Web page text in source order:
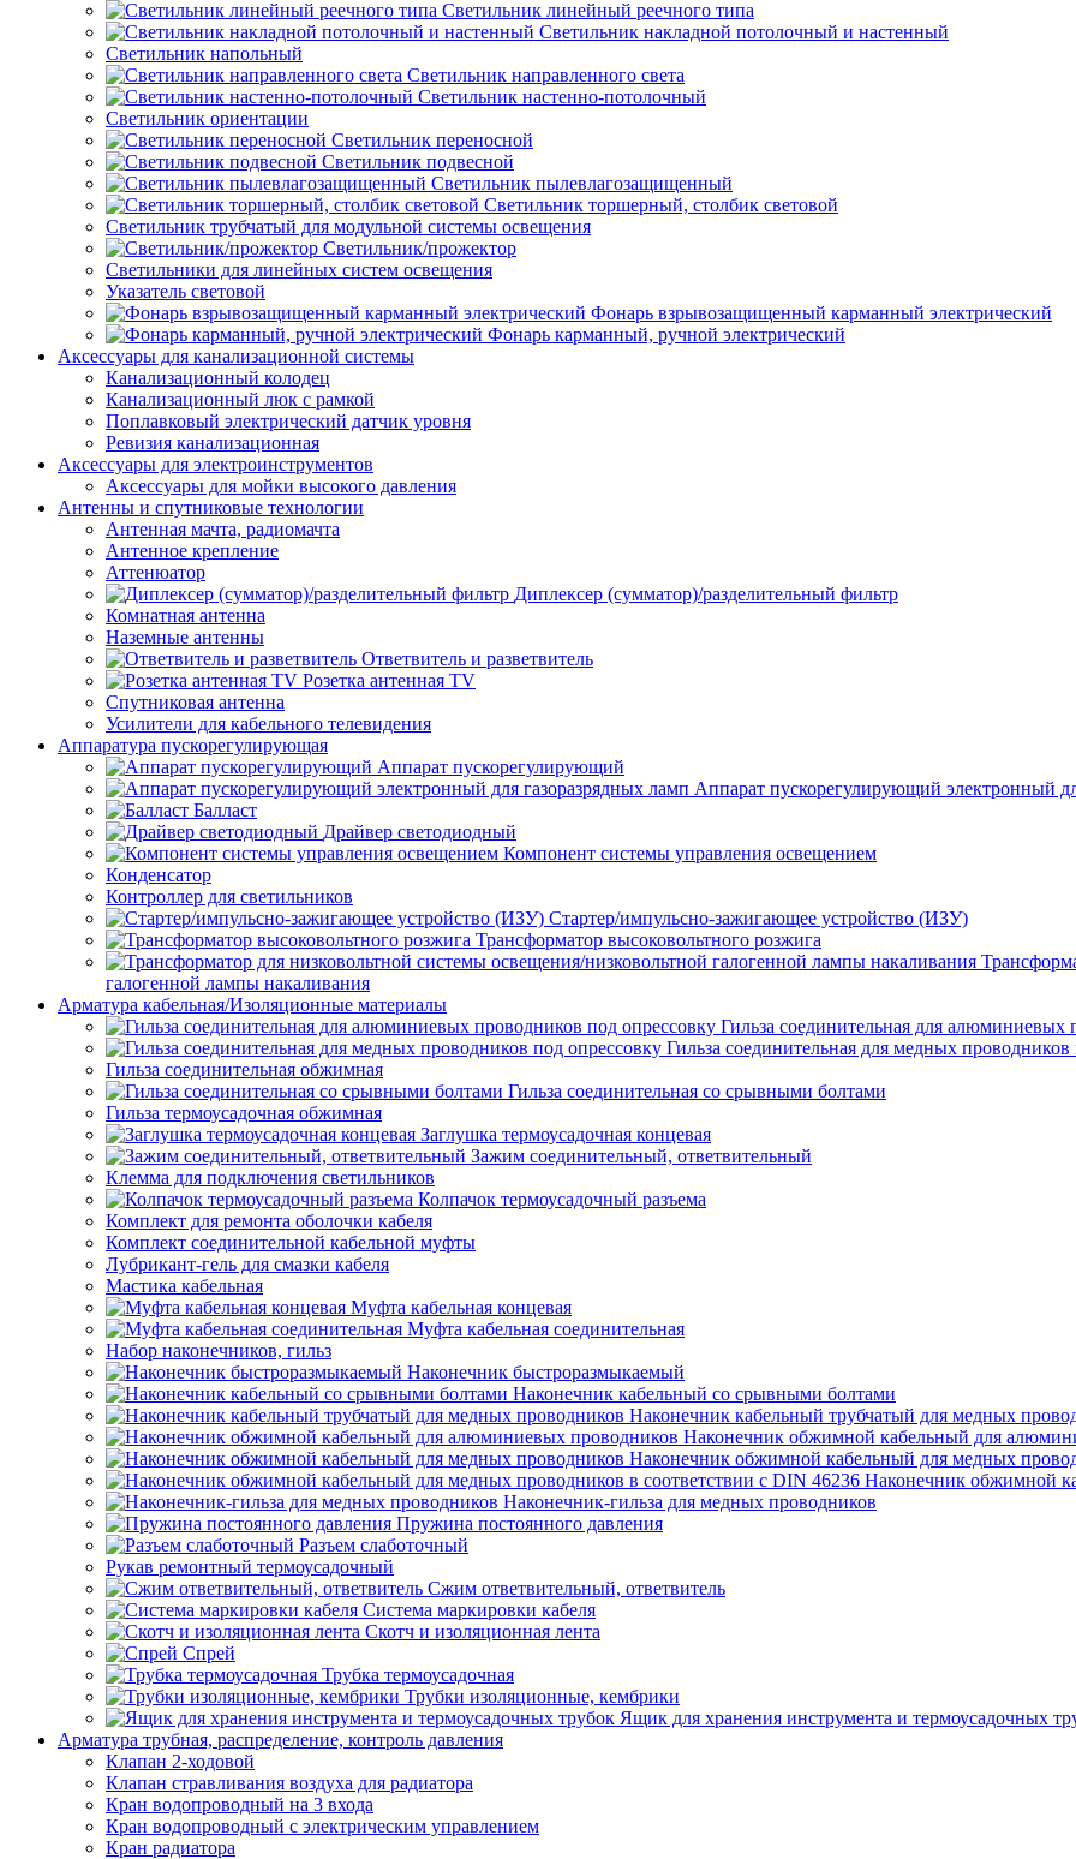
Светильник линейный реечного типа
Светильник накладной потолочный и настенный
Светильник напольный
Светильник направленного света
Светильник настенно-потолочный
Светильник ориентации
Светильник переносной
Светильник подвесной
Светильник пылевлагозащищенный
Светильник торшерный, столбик световой
Светильник трубчатый для модульной системы освещения
Светильник/прожектор
Светильники для линейных систем освещения
Указатель световой
Фонарь взрывозащищенный карманный электрический
Фонарь карманный, ручной электрический
Аксессуары для канализационной системы
Канализационный колодец
Канализационный люк с рамкой
Поплавковый электрический датчик уровня
Ревизия канализационная
Аксессуары для электроинструментов
Аксессуары для мойки высокого давления
Антенны и спутниковые технологии
Антенная мачта, радиомачта
Антенное крепление
Аттенюатор
Диплексер (сумматор)/разделительный фильтр
Комнатная антенна
Наземные антенны
Ответвитель и разветвитель
Розетка антенная TV
Спутниковая антенна
Усилители для кабельного телевидения
Аппаратура пускорегулирующая
Аппарат пускорегулирующий
Аппарат пускорегулирующий электронный
Балласт
Драйвер светодиодный
Компонент системы управления освещением
Конденсатор
Контроллер для светильников
Стартер/импульсно-зажигающее устройство (ИЗУ)
Трансформатор высоковольтного розжига
галогенной лампы накаливания
Арматура кабельная/Изоляционные материалы
Гильза соединительная для алюминиевых
Гильза соединительная для медных проводников
Гильза соединительная обжимная
Гильза соединительная со срывными болтами
Гильза термоусадочная обжимная
Заглушка термоусадочная концевая
Зажим соединительный, ответвительный
Клемма для подключения светильников
Колпачок термоусадочный разъема
Комплект для ремонта оболочки кабеля
Комплект соединительной кабельной муфты
Лубрикант-гель для смазки кабеля
Мастика кабельная
Муфта кабельная концевая
Муфта кабельная соединительная
Набор наконечников, гильз
Наконечник быстроразмыкаемый
Наконечник кабельный со срывными болтами
Наконечник кабельный трубчатый для медных
Наконечник обжимной кабельный для
Наконечник обжимной кабельный для медных
Наконечник обжимной
Наконечник-гильза для медных проводников
Пружина постоянного давления
Разъем слаботочный
Рукав ремонтный термоусадочный
Сжим ответвительный, ответвитель
Система маркировки кабеля
Скотч и изоляционная лента
Спрей
Трубка термоусадочная
Трубки изоляционные, кембрики
Ящик для хранения инструмента и термоусадочных
Арматура трубная, распределение, контроль давления
Клапан 2-ходовой
Клапан стравливания воздуха для радиатора
Кран водопроводный на 3 входа
Кран водопроводный с электрическим управлением
Кран радиатора